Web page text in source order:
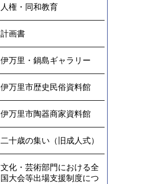
人権・同和教育
計画書
伊万里・鍋島ギャラリー
伊万里市歴史民俗資料館
伊万里市陶器商家資料館
二十歳の集い（旧成人式）
文化・芸術部門における全
国大会等出場支援制度につ